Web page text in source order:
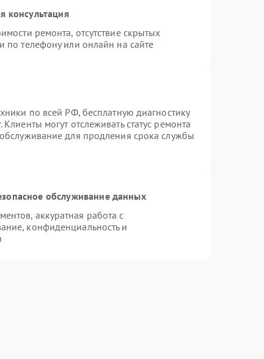
консультация
ремонта, отсутствие скрытых
по телефону или онлайн на сайте
по всей РФ, бесплатную диагностику
могут отслеживать статус ремонта
для продления срока службы
обслуживание данных
аккуратная работа с
конфиденциальность и